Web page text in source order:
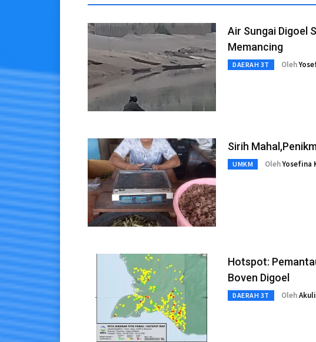
Air Sungai Digoel
Memancing
DAERAH 3T Oleh
Sirih
UMKM OlehYosefina
Hotspot:
Boven Digoel
DAERAH 3T Oleh